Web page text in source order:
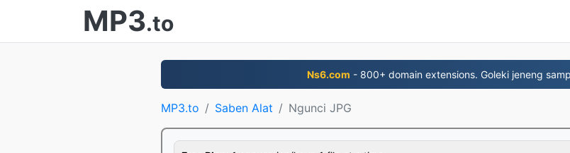
MP3.to
Ns6.com - 800+ domain extensions. Goleki jeneng
MP3.to Saben Alat Ngunci JPG